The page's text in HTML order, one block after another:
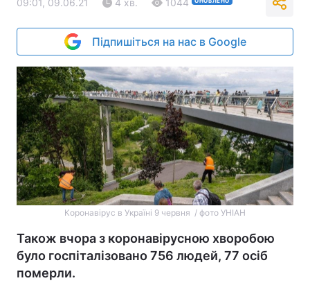
09:01, 09.06.21 4 хв. 1044
Підпишіться на нас в Google
Коронавірус в Україні 9 червня / фото УНІАН
Також вчора з коронавірусною хворобою
було госпіталізовано 756 людей, 77 осіб
померли.